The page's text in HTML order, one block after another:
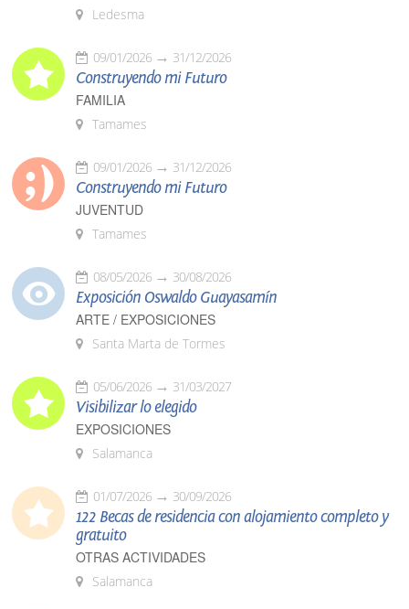
Ledesma
09/01/2026 31/12/2026
Construyendo mi Futuro
FAMILIA
Tamames
09/01/2026 31/12/2026
Construyendo mi Futuro
JUVENTUD
Tamames
08/05/2026 30/08/2026
Exposición Oswaldo Guayasamín
ARTE / EXPOSICIONES
Santa Marta de Tormes
05/06/2026 31/03/2027
Visibilizar lo elegido
EXPOSICIONES
Salamanca
01/07/2026 30/09/2026
122 Becas de residencia con alojamiento completo y
gratuito
OTRAS ACTIVIDADES
Salamanca